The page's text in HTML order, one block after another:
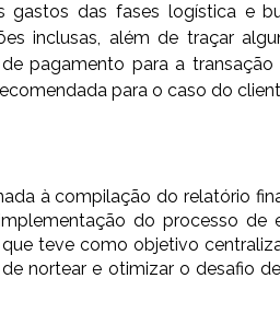
das fases logística e
inclusas, além de traçar
pagamento para a
para o caso do
à compilação do relatório
do processo de
teve como objetivo
nortear e otimizar o desafio